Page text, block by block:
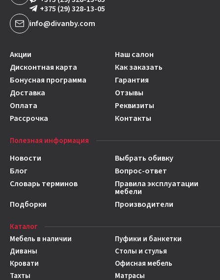
+375 (29) 328-13-05
info@divanby.com
Акции
Наш салон
Дисконтная карта
Как заказать
Бонусная программа
Гарантия
Доставка
Отзывы
Оплата
Реквизиты
Рассрочка
Контакты
Полезная информация
Новости
Выбрать обивку
Блог
Вопрос-ответ
Словарь терминов
Правила эксплуатации
мебели
Подборки
Производители
Каталог
Мебель в наличии
Диваны
Кровати
Тахты
Пуфики и банкетки
Столы и стулья
Офисная мебель
Матрасы